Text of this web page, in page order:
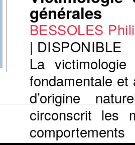
générales
BESSOLES
| DISPONIBLE
La
fondamentale et
d’origine
circonscrit les